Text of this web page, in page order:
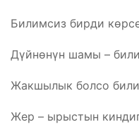
Билимсиз бирди
Дүйнөнүн шамы –
Жакшылык болсо
Жер – ырыстын